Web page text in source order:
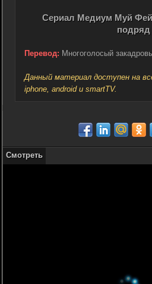
Сериал Медиум Муй Фей
подряд
Перевод: Многоголосый
Данный материал доступен на
iphone, android и smartTV.
Смотреть